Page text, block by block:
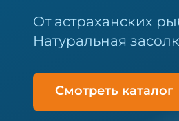
От астраханских
Натуральная
Смотреть каталог